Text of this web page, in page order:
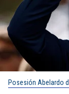
Posesión Abelardo